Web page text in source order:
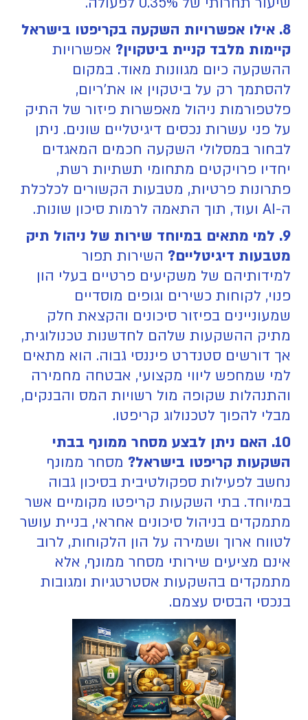
8. אילו אפשרויות השקעה בקריפטו בישראל
קיימות מלבד קניית ביטקוין? אפשרויות
ההשקעה כיום מגוונות מאוד. במקום
להסתמך רק על ביטקוין או את'ריום,
פלטפורמות ניהול מאפשרות פיזור של התיק
על פני עשרות נכסים דיגיטליים שונים. ניתן
לבחור במסלולי השקעה חכמים המאגדים
יחדיו פרויקטים מתחומי תשתיות רשת,
פתרונות פרטיות, מטבעות הקשורים לכלכלת
ה-AI ועוד, תוך התאמה לרמות סיכון שונות.
9. למי מתאים במיוחד שירות של ניהול תיק
מטבעות דיגיטליים? השירות תפור
למידותיהם של משקיעים פרטיים בעלי הון
פנוי, לקוחות כשירים וגופים מוסדיים
שמעוניינים בפיזור סיכונים והקצאת חלק
מתיק ההשקעות שלהם לחדשנות טכנולוגית,
אך דורשים סטנדרט פיננסי גבוה. הוא מתאים
למי שמחפש ליווי מקצועי, אבטחה מחמירה
והתנהלות שקופה מול רשויות המס והבנקים,
מבלי להפוך לטכנולוג קריפטו.
10. האם ניתן לבצע מסחר ממונף בבתי
השקעות קריפטו בישראל? מסחר ממונף
נחשב לפעילות ספקולטיבית בסיכון גבוה
במיוחד. בתי השקעות קריפטו מקומיים אשר
מתמקדים בניהול סיכונים אחראי, בניית עושר
לטווח ארוך ושמירה על הון הלקוחות, לרוב
אינם מציעים שירותי מסחר ממונף, אלא
מתמקדים בהשקעות אסטרטגיות ומגובות
בנכסי הבסיס עצמם.